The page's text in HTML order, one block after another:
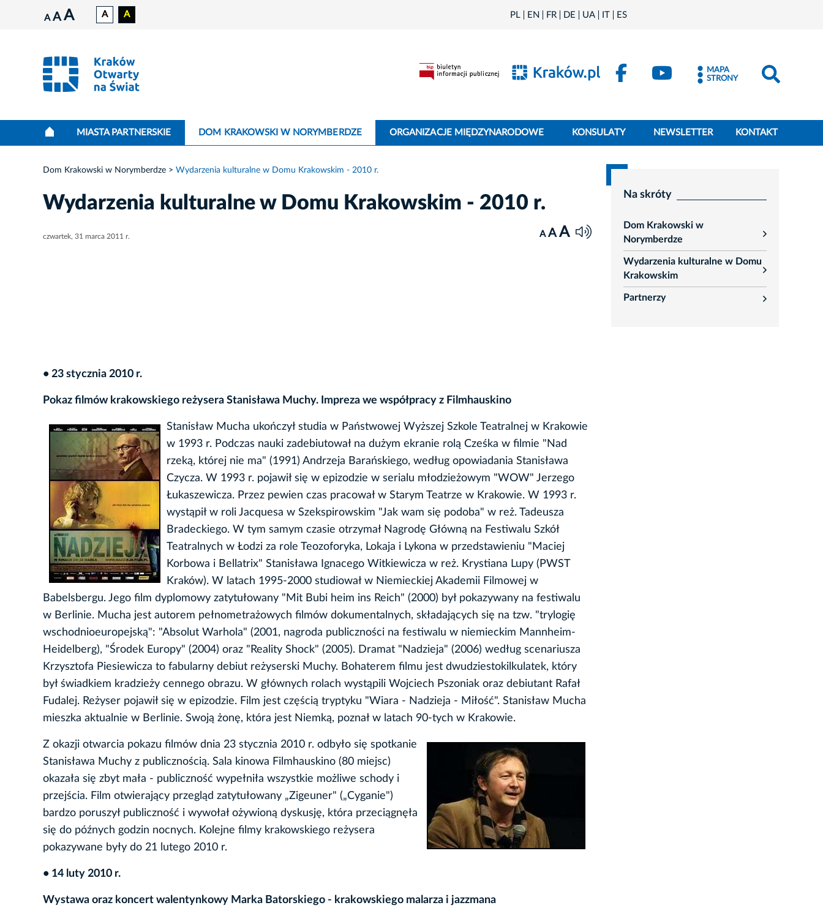
A A A A A PL EN FR DE UA IT ES
MAPA
STRONY
MIASTA PARTNERSKIE DOM KRAKOWSKI W NORYMBERDZE ORGANIZACJE MIĘDZYNARODOWE KONSULATY NEWSLETTER KONTAKT
Dom Krakowski w Norymberdze Wydarzenia kulturalne w Domu Krakowskim - 2010 r.
Wydarzenia kulturalne w Domu Krakowskim - 2010 r.
czwartek, 31 marca 2011 r. A A A
• 23 stycznia 2010 r.
Pokaz filmów krakowskiego reżysera Stanisława Muchy. Impreza we współpracy z Filmhauskino
Stanisław Mucha ukończył studia w Państwowej Wyższej Szkole Teatralnej w Krakowie
w 1993 r. Podczas nauki zadebiutował na dużym ekranie rolą Cześka w filmie "Nad
rzeką, której nie ma" (1991) Andrzeja Barańskiego, według opowiadania Stanisława
Czycza. W 1993 r. pojawił się w epizodzie w serialu młodzieżowym "WOW" Jerzego
Łukaszewicza. Przez pewien czas pracował w Starym Teatrze w Krakowie. W 1993 r.
wystąpił w roli Jacquesa w Szekspirowskim "Jak wam się podoba" w reż. Tadeusza
Bradeckiego. W tym samym czasie otrzymał Nagrodę Główną na Festiwalu Szkół
Teatralnych w Łodzi za role Teozoforyka, Lokaja i Lykona w przedstawieniu "Maciej
Korbowa i Bellatrix" Stanisława Ignacego Witkiewicza w reż. Krystiana Lupy (PWST
Kraków). W latach 1995-2000 studiował w Niemieckiej Akademii Filmowej w
Babelsbergu. Jego film dyplomowy zatytułowany "Mit Bubi heim ins Reich" (2000) był pokazywany na festiwalu
w Berlinie. Mucha jest autorem pełnometrażowych filmów dokumentalnych, składających się na tzw. "trylogię
wschodnioeuropejską": "Absolut Warhola" (2001, nagroda publiczności na festiwalu w niemieckim Mannheim-
Heidelberg), "Środek Europy" (2004) oraz "Reality Shock" (2005). Dramat "Nadzieja" (2006) według scenariusza
Krzysztofa Piesiewicza to fabularny debiut reżyserski Muchy. Bohaterem filmu jest dwudziestokilkulatek, który
był świadkiem kradzieży cennego obrazu. W głównych rolach wystąpili Wojciech Pszoniak oraz debiutant Rafał
Fudalej. Reżyser pojawił się w epizodzie. Film jest częścią tryptyku "Wiara - Nadzieja - Miłość". Stanisław Mucha
mieszka aktualnie w Berlinie. Swoją żonę, która jest Niemką, poznał w latach 90-tych w Krakowie.
Z okazji otwarcia pokazu filmów dnia 23 stycznia 2010 r. odbyło się spotkanie
Stanisława Muchy z publicznością. Sala kinowa Filmhauskino (80 miejsc)
okazała się zbyt mała - publiczność wypełniła wszystkie możliwe schody i
przejścia. Film otwierający przegląd zatytułowany „Zigeuner" („Cyganie")
bardzo poruszył publiczność i wywołał ożywioną dyskusję, która przeciągnęła
się do późnych godzin nocnych. Kolejne filmy krakowskiego reżysera
pokazywane były do 21 lutego 2010 r.
• 14 luty 2010 r.
Wystawa oraz koncert walentynkowy Marka Batorskiego - krakowskiego malarza i jazzmana
Na skróty
Dom Krakowski w
Norymberdze
rozwiń
Wydarzenia kulturalne w Domu
Krakowskim
rozwiń
Partnerzy
rozwiń